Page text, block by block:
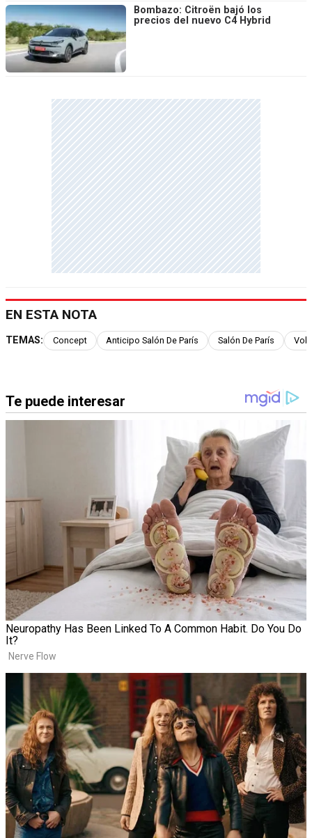
Bombazo: Citroën bajó los
precios del nuevo C4 Hybrid
EN ESTA NOTA
TEMAS: Concept Anticipo Salón De París Salón De París